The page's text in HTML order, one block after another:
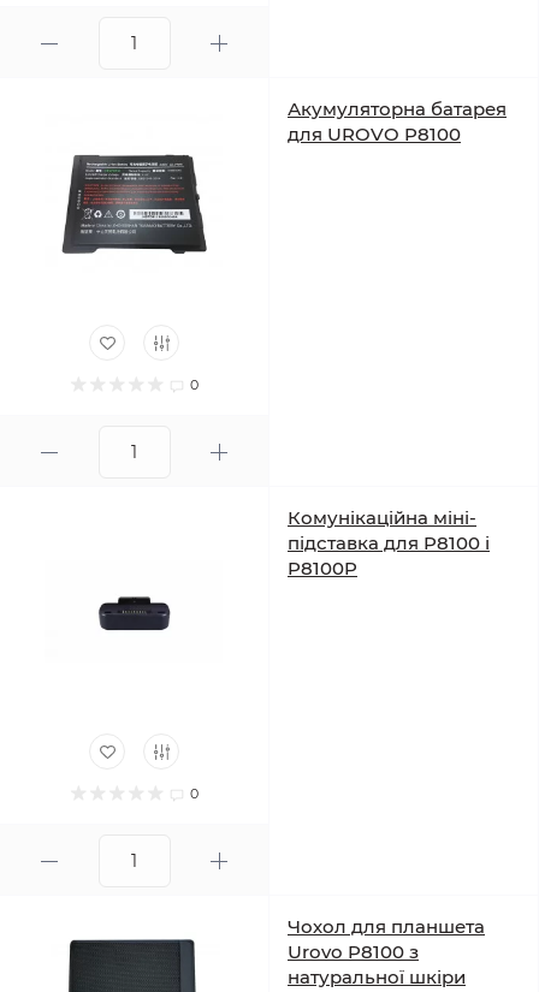
0
Акумуляторна батарея
для UROVO P8100
0
Комунікаційна міні-
підставка для P8100 і
P8100P
Чохол для планшета
Urovo P8100 з
натуральної шкіри